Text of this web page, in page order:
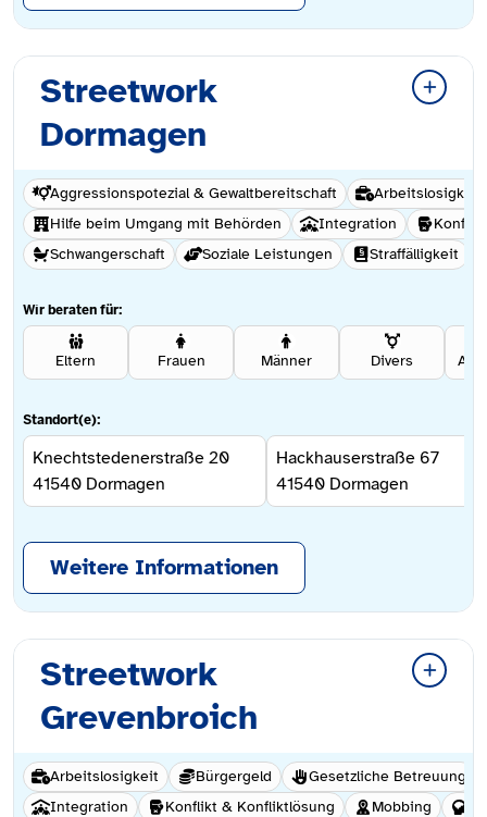
Streetwork
Dormagen
Aggressionspotezial & Gewaltbereitschaft
Arbeitslosigkeit
Hilfe beim Umgang mit Behörden
Integration
Schwangerschaft
Soziale Leistungen Straffälligkeit
Wir beraten für:
Eltern Frauen Männer Divers
Standort(e):
Knechtstedenerstraße 20
41540 Dormagen
Hackhauserstraße 67
41540 Dormagen
Weitere Informationen
Streetwork
Grevenbroich
Arbeitslosigkeit Bürgergeld
Gesetzliche Betreuung
Integration
Konflikt & Konfliktlösung Mobbing